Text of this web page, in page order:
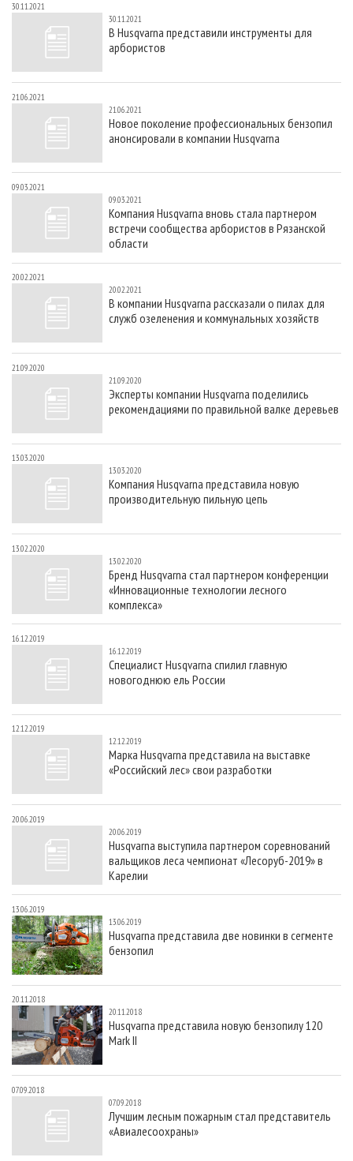
30.11.2021
30.11.2021
В Husqvarna представили инструменты для
арбористов
21.06.2021
21.06.2021
Новое поколение профессиональных бензопил
анонсировали в компании Husqvarna
09.03.2021
09.03.2021
Компания Husqvarna вновь стала партнером
встречи сообщества арбористов в Рязанской
области
20.02.2021
20.02.2021
В компании Husqvarna рассказали о пилах для
служб озеленения и коммунальных хозяйств
21.09.2020
21.09.2020
Эксперты компании Husqvarna поделились
рекомендациями по правильной валке деревьев
13.03.2020
13.03.2020
Компания Husqvarna представила новую
производительную пильную цепь
13.02.2020
13.02.2020
Бренд Husqvarna стал партнером конференции
«Инновационные технологии лесного
комплекса»
16.12.2019
16.12.2019
Специалист Husqvarna спилил главную
новогоднюю ель России
12.12.2019
12.12.2019
Марка Husqvarna представила на выставке
«Российский лес» свои разработки
20.06.2019
20.06.2019
Husqvarna выступила партнером соревнований
вальщиков леса чемпионат «Лесоруб-2019» в
Карелии
13.06.2019
13.06.2019
Husqvarna представила две новинки в сегменте
бензопил
20.11.2018
20.11.2018
Husqvarna представила новую бензопилу 120
Mark II
07.09.2018
07.09.2018
Лучшим лесным пожарным стал представитель
«Авиалесоохраны»